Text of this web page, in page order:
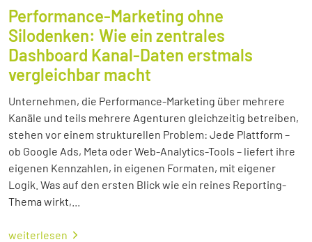
Performance-Marketing ohne
Silodenken: Wie ein zentrales
Dashboard Kanal-Daten erstmals
vergleichbar macht
Unternehmen, die Performance-Marketing über mehrere
Kanäle und teils mehrere Agenturen gleichzeitig betreiben,
stehen vor einem strukturellen Problem: Jede Plattform –
ob Google Ads, Meta oder Web-Analytics-Tools – liefert ihre
eigenen Kennzahlen, in eigenen Formaten, mit eigener
Logik. Was auf den ersten Blick wie ein reines Reporting-
Thema wirkt,...
weiterlesen